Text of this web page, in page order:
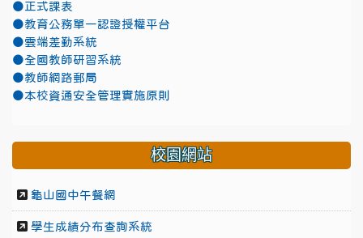
●正式課表
●教育公務單一認證授權平台
●雲端差勤系統
●全國教師研習系統
●教師網路郵局
●本校資通安全管理實施原則
校園網站
龜山國中午餐網
學生成績分布查詢系統